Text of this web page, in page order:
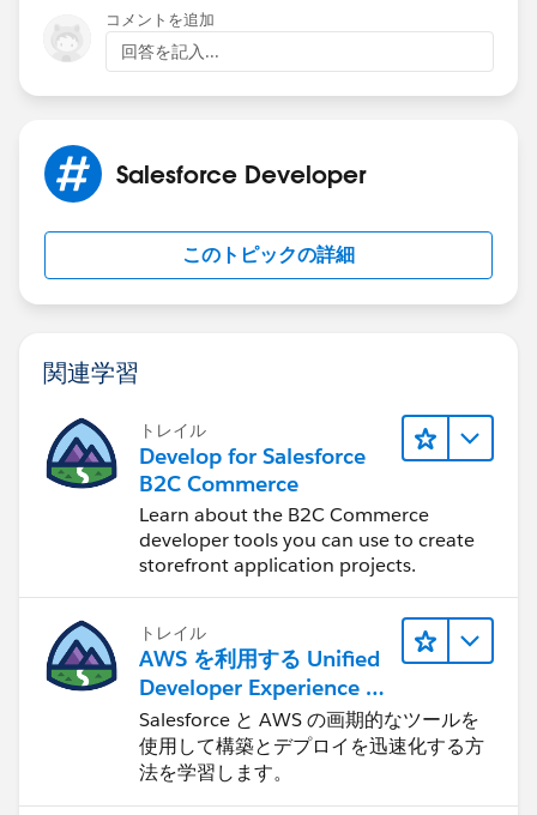
<lightning:button
                                  title="OK"
        </div>
</aura:component>
https://www.sfdcpoint.com/salesforce/modal-popup-
lightning-component-salesforce/
Thanks,
Maharajan.C
コメントを追加
回答を記入...
Salesforce Developer
このトピックの詳細
関連学習
トレイル
Develop for Salesforce
B2C Commerce
Learn about the B2C Commerce
developer tools you can use to create
storefront application projects.
トレイル
AWS を利用する Unified
Developer Experience に
ついて学ぶ
Salesforce と AWS の画期的なツールを
使用して構築とデプロイを迅速化する方
法を学習します。